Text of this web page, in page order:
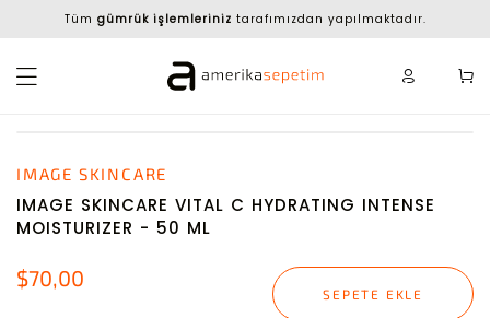
Tüm gümrük işlemleriniz tarafımızdan yapılmaktadır.
IMAGE SKINCARE
IMAGE SKINCARE VITAL C HYDRATING INTENSE
MOISTURIZER - 50 ML
$70,00
SEPETE EKLE